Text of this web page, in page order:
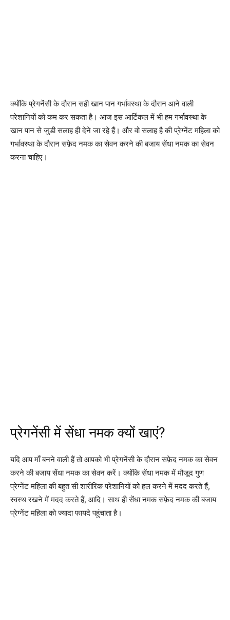
क्योंकि प्रेगनेंसी के दौरान सही खान पान गर्भावस्था के दौरान आने वाली
परेशानियों को कम कर सकता है। आज इस आर्टिकल में भी हम गर्भावस्था के
खान पान से जुडी सलाह ही देने जा रहे हैं। और वो सलाह है की प्रेग्नेंट महिला को
गर्भावस्था के दौरान सफ़ेद नमक का सेवन करने की बजाय सेंधा नमक का सेवन
करना चाहिए।
प्रेगनेंसी में सेंधा नमक क्यों खाएं?
यदि आप माँ बनने वाली हैं तो आपको भी प्रेगनेंसी के दौरान सफ़ेद नमक का सेवन
करने की बजाय सेंधा नमक का सेवन करें। क्योंकि सेंधा नमक में मौजूद गुण
प्रेग्नेंट महिला की बहुत सी शारीरिक परेशानियों को हल करने में मदद करते हैं,
स्वस्थ रखने में मदद करते हैं, आदि। साथ ही सेंधा नमक सफ़ेद नमक की बजाय
प्रेग्नेंट महिला को ज्यादा फायदे पहुंचाता है।